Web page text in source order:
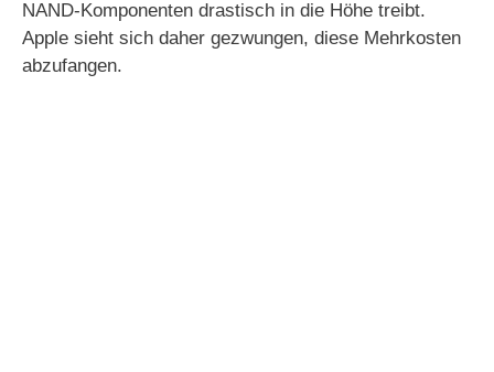
NAND-Komponenten drastisch in die Höhe treibt.
Apple sieht sich daher gezwungen, diese Mehrkosten
abzufangen.